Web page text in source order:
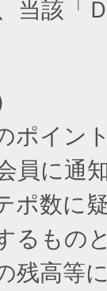
当該「
イン
員に通
数に
るもの
高等